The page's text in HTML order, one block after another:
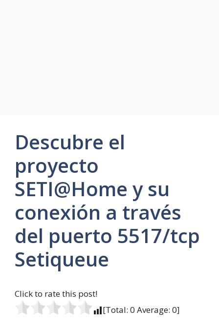
Descubre el
proyecto
SETI@Home y su
conexión a través
del puerto 5517/tcp
Setiqueue
Click to rate this post!
[Total: 0 Average: 0]